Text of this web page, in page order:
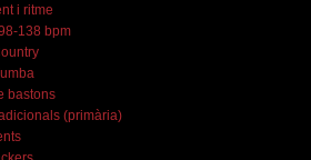
i ritme
138 bpm
bastons
(primària)